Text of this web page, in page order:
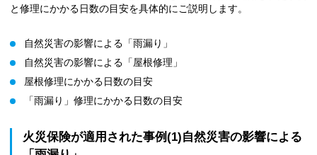
と修理にかかる日数の目安を具体的にご説明します。
自然災害の影響による「雨漏り」
自然災害の影響による「屋根修理」
屋根修理にかかる日数の目安
「雨漏り」修理にかかる日数の目安
火災保険が適用された事例(1)自然災害の影響による